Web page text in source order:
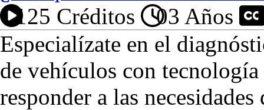
125 Créditos
03 Años
Especialízate en el
de vehículos con tecnología
responder a las